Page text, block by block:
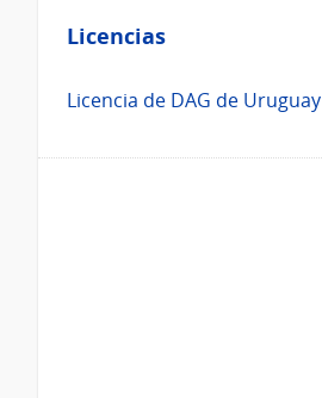
Licencias
Licencias
Licencia de DAG de Uruguay